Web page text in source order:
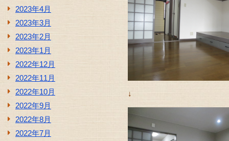
2023年4月
2023年3月
2023年2月
2023年1月
2022年12月
2022年11月
2022年10月
2022年9月
2022年8月
2022年7月
↓